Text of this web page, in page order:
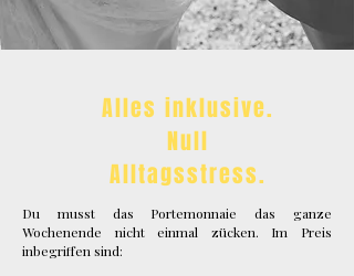
Alles inklusive.
Null
Alltagsstress.
Du musst das Portemonnaie das ganze
Wochenende nicht einmal zücken. Im Preis
inbegriffen sind: